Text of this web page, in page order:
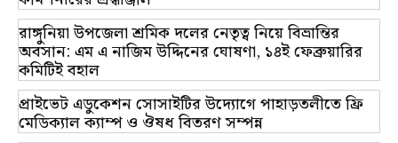
রাঙ্গুনিয়া উপজেলা শ্রমিক দলের নেতৃত্ব নিয়ে বিভ্রান্তির
অবসান: এম এ নাজিম উদ্দিনের ঘোষণা, ১৪ই ফেব্রুয়ারির
কমিটিই বহাল
প্রাইভেট এডুকেশন সোসাইটির উদ্যোগে পাহাড়তলীতে ফ্রি
মেডিক্যাল ক্যাম্প ও ঔষধ বিতরণ সম্পন্ন